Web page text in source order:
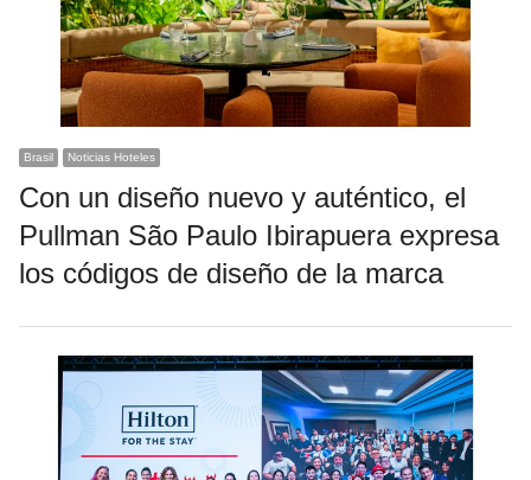
Brasil Noticias Hoteles
Con un diseño nuevo y auténtico, el
Pullman São Paulo Ibirapuera expresa
los códigos de diseño de la marca